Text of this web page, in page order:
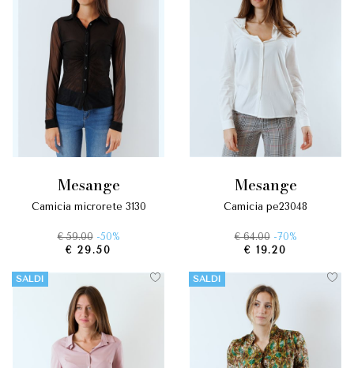
mesange
camicia microrete 3130
€ 59.00 -50%
€ 29.50
mesange
camicia pe23048
€ 64.00 -70%
€ 19.20
SALDI SALDI